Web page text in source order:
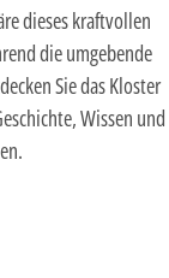
dieses kraftvollen
die umgebende
Sie das Kloster
Wissen und